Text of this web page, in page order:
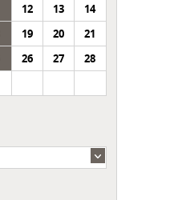
12 13
14
19 20
21
26 27
28